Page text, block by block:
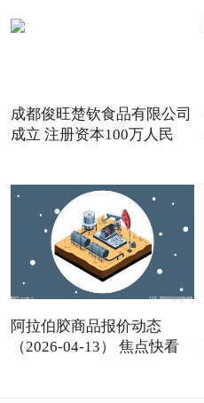
成都俊旺楚钦食品有限公司
成立 注册资本100万人民
阿拉伯胶商品报价动态
（2026-04-13） 焦点快看